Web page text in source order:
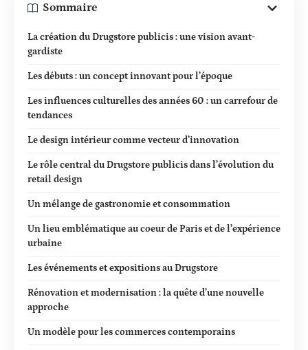
Sommaire
La création du Drugstore publicis : une vision avant-
gardiste
Les débuts : un concept innovant pour l’époque
Les influences culturelles des années 60 : un carrefour de
tendances
Le design intérieur comme vecteur d’innovation
Le rôle central du Drugstore publicis dans l’évolution du
retail design
Un mélange de gastronomie et consommation
Un lieu emblématique au coeur de Paris et de l’expérience
urbaine
Les événements et expositions au Drugstore
Rénovation et modernisation : la quête d’une nouvelle
approche
Un modèle pour les commerces contemporains